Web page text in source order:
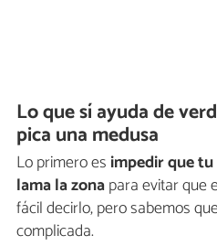
Lo que sí ayuda de
pica una medusa
Lo primero es impedir que
lama la zonapara evitar que
fácil decirlo, pero sabemos
complicada.